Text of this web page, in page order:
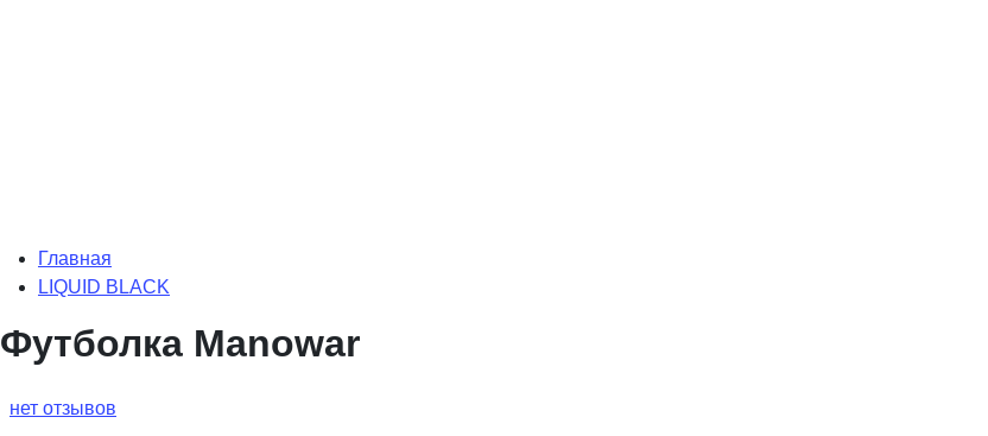
Главная
LIQUID BLACK
Футболка Manowar
нет отзывов